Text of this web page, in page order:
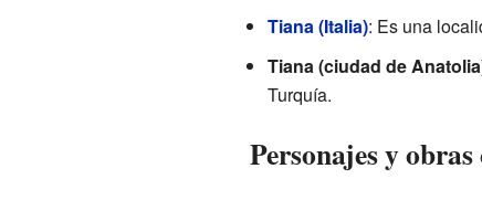
Tiana (Italia): Es una
Tiana (ciudad de
Turquía.
Personajes y